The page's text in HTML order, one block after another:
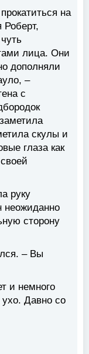
на
Роберт,
лица. Они
дополняли
–
с
скулы и
глаза как
руку
неожиданно
сторону
– Вы
и немного
ухо. Давно со